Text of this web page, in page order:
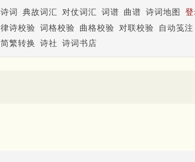
诗词 典故词汇 对仗词汇 词谱 曲谱 诗词地图
律诗校验 词格校验 曲格校验 对联校验
自动笺注
简繁转换 诗社 诗词书店